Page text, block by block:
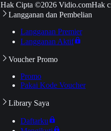
Hak Cipta ©2026 Vidio.comHak
Langganan dan Pembelian
Langganan Premier
Langganan Aktif
Voucher Promo
Promo
Pakai Kode Voucher
Library Saya
Daftarku